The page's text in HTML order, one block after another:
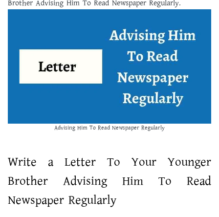
Brother Advising Him To Read Newspaper Regularly.
Advising Him To Read Newspaper Regularly
Write a Letter To Your Younger
Brother Advising Him To Read
Newspaper Regularly